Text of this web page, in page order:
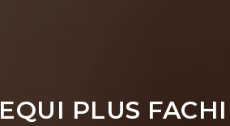
EQUI PLUS